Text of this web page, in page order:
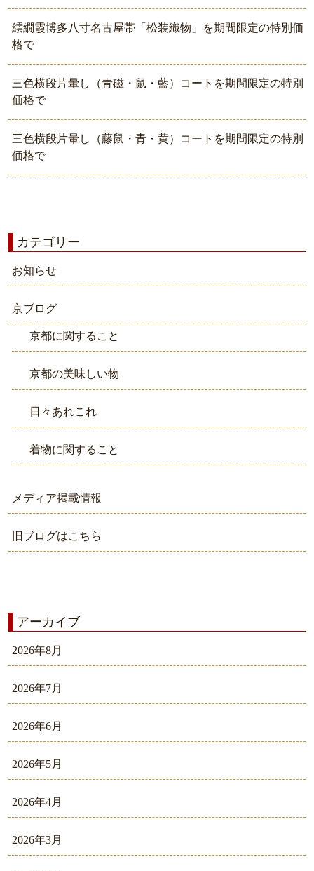
繧繝霞博多八寸名古屋帯「松装織物」を期間限定の特別価
格で
三色横段片暈し（青磁・鼠・藍）コートを期間限定の特別
価格で
三色横段片暈し（藤鼠・青・黄）コートを期間限定の特別
価格で
カテゴリー
お知らせ
京ブログ
京都に関すること
京都の美味しい物
日々あれこれ
着物に関すること
メディア掲載情報
旧ブログはこちら
アーカイブ
2026年8月
2026年7月
2026年6月
2026年5月
2026年4月
2026年3月